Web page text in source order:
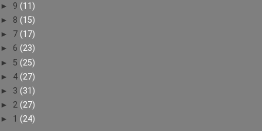
► 9 (11)
► 8 (15)
► 7 (17)
► 6 (23)
► 5 (25)
► 4 (27)
► 3 (31)
► 2 (27)
► 1 (24)